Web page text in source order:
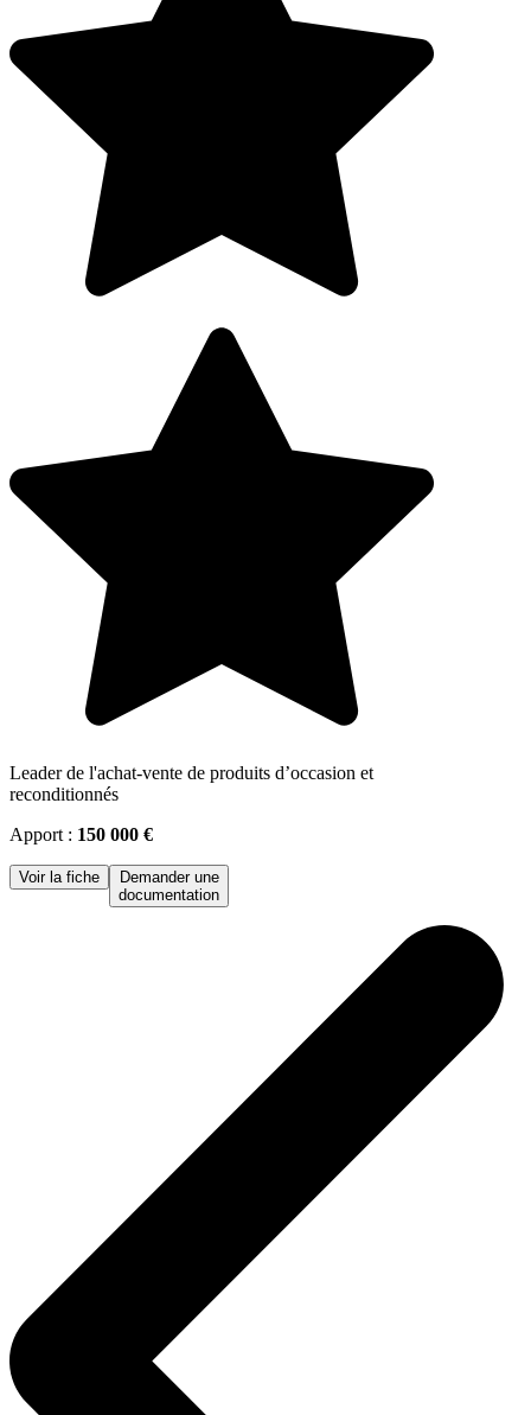
Leader de l'achat-vente de produits d’occasion et
reconditionnés
Apport : 150 000 €
Voir la fiche
Demander une
documentation